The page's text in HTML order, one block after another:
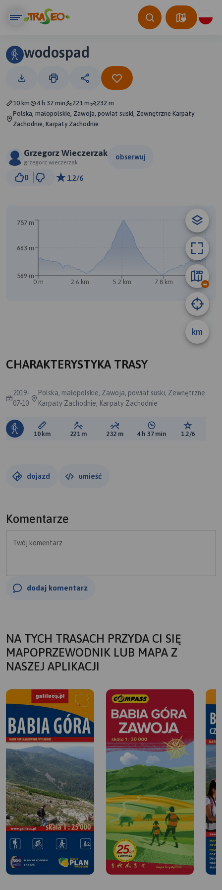
wodospad
10 km 4 h 37 min 221 m
232 m
Polska, małopolskie, Zawoja, powiat suski, Zewnętrzne Karpaty
Zachodnie, Karpaty Zachodnie
Grzegorz Wieczerzak
grzegorz.wieczerzak
obserwuj
0 1.2/6
km
0 m 2.6 km 5.2 km 7.8 km 10 km
569 m
663 m
757 m
CHARAKTERYSTYKA TRASY
2019-
07-10
Polska, małopolskie, Zawoja, powiat suski, Zewnętrzne
Karpaty Zachodnie, Karpaty Zachodnie
Długość trasy:
10 km Suma przewyższeń:
221 m Suma spadków:
232 m Średni czas potrzebny
4 h 37 min Ocena
1.2/6
dojazd umieść
Komentarze
Twój komentarz
dodaj komentarz
NA TYCH TRASACH PRZYDA CI SIĘ
MAPOPRZEWODNIK LUB MAPA Z
NASZEJ APLIKACJI